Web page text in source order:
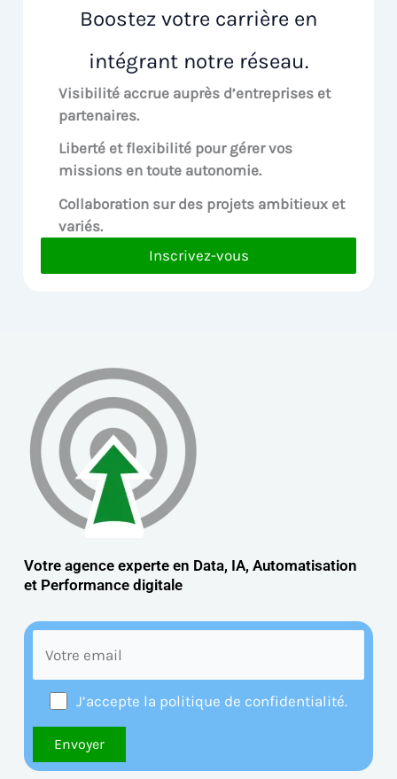
Boostez votre carrière en
intégrant notre réseau.
Visibilité accrue auprès d’entreprises et
partenaires.
Liberté et flexibilité pour gérer vos
missions en toute autonomie.
Collaboration sur des projets ambitieux et
variés.
Inscrivez-vous
Votre agence experte en Data, IA, Automatisation
et Performance digitale
J’accepte la politique de confidentialité.